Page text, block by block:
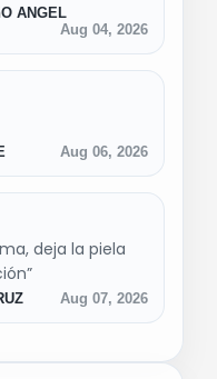
los poros).
y sin
ANGEL
Aug 04, 2026
Aug 06, 2026
deja la piela
Aug 07, 2026